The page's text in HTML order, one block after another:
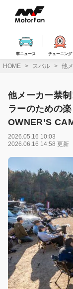
ス
車ニュース チューニング
HOME スバル 他
他メーカー禁
ラーのための
OWNER’S
2026.05.16 10:03
2026.06.16 14:58 更新